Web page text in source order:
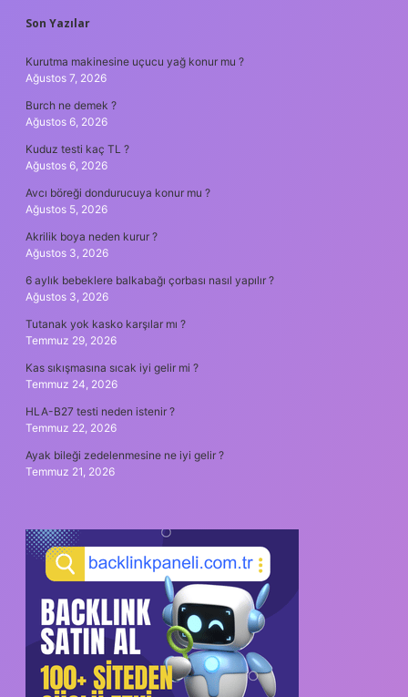
SIDEBAR
Son Yazılar
Kurutma makinesine uçucu yağ konur mu ?
Ağustos 7, 2026
Burch ne demek ?
Ağustos 6, 2026
Kuduz testi kaç TL ?
Ağustos 6, 2026
Avcı böreği dondurucuya konur mu ?
Ağustos 5, 2026
Akrilik boya neden kurur ?
Ağustos 3, 2026
6 aylık bebeklere balkabağı çorbası nasıl yapılır ?
Ağustos 3, 2026
Tutanak yok kasko karşılar mı ?
Temmuz 29, 2026
Kas sıkışmasına sıcak iyi gelir mi ?
Temmuz 24, 2026
HLA-B27 testi neden istenir ?
Temmuz 22, 2026
Ayak bileği zedelenmesine ne iyi gelir ?
Temmuz 21, 2026